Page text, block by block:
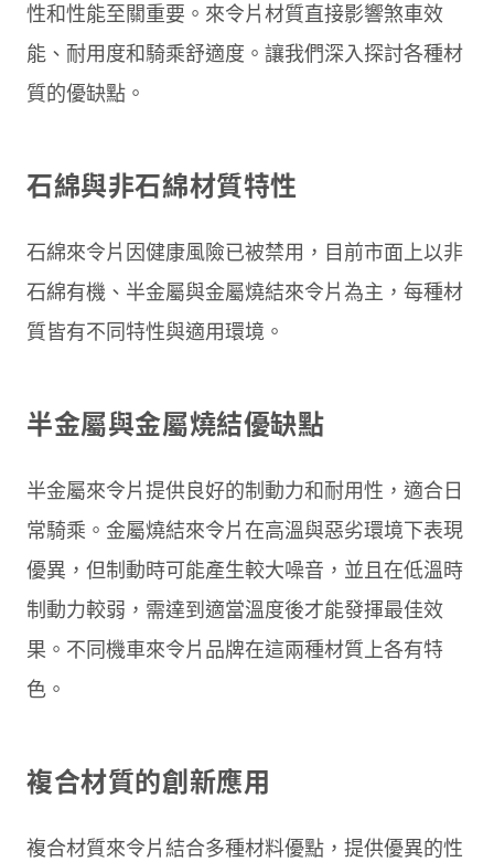
性和性能至關重要。來令片材質直接影響煞車效
能、耐用度和騎乘舒適度。讓我們深入探討各種材
質的優缺點。
石綿與非石綿材質特性
石綿來令片因健康風險已被禁用，目前市面上以非
石綿有機、半金屬與金屬燒結來令片為主，每種材
質皆有不同特性與適用環境。
半金屬與金屬燒結優缺點
半金屬來令片提供良好的制動力和耐用性，適合日
常騎乘。金屬燒結來令片在高溫與惡劣環境下表現
優異，但制動時可能產生較大噪音，並且在低溫時
制動力較弱，需達到適當溫度後才能發揮最佳效
果。不同機車來令片品牌在這兩種材質上各有特
色。
複合材質的創新應用
複合材質來令片結合多種材料優點，提供優異的性